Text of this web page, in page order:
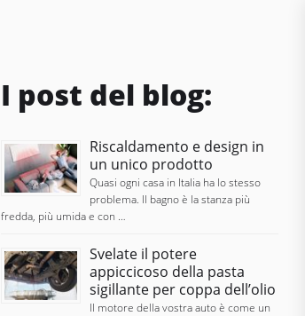
I post del blog:
Riscaldamento e design in
un unico prodotto
Quasi ogni casa in Italia ha lo stesso
problema. Il bagno è la stanza più
fredda, più umida e con …
Svelate il potere
appiccicoso della pasta
sigillante per coppa dell’olio
Il motore della vostra auto è come un